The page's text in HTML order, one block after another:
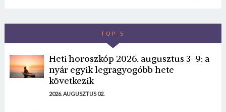
TOP 5
Heti horoszkóp 2026. augusztus 3-9: a
nyár egyik legragyogóbb hete
következik
2026. AUGUSZTUS 02.